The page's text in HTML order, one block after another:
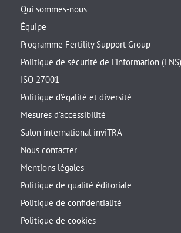
Qui sommes-nous
Équipe
Programme Fertility Support Group
Politique de sécurité de l’information (ENS)
ISO 27001
Politique d’égalité et diversité
Mesures d’accessibilité
Salon international inviTRA
Nous contacter
Mentions légales
Politique de qualité éditoriale
Politique de confidentialité
Politique de cookies